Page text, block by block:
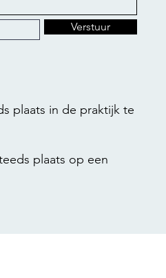
Verstuur
plaats in de praktijk te
plaats op een